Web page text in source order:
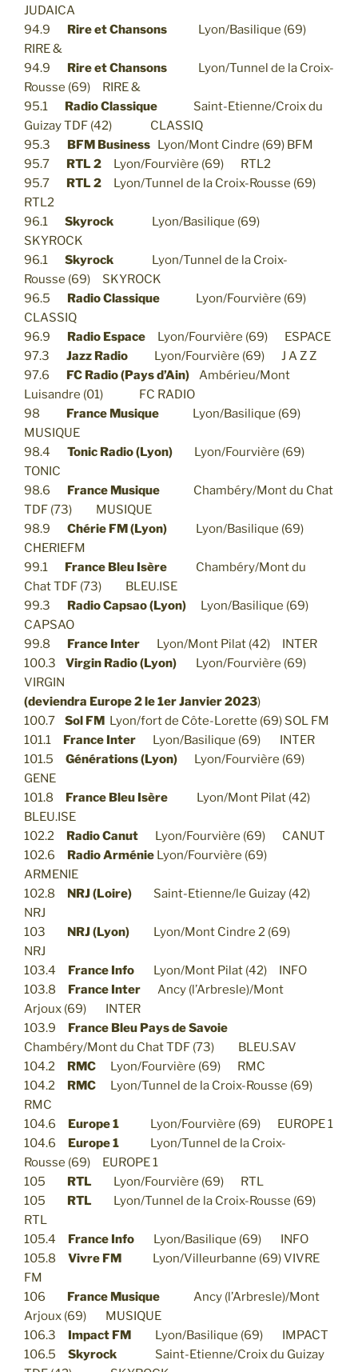
JUDAICA
94.9
Rire et Chansons
Lyon/Basilique (69)
RIRE &
94.9
Rire et Chansons
Lyon/Tunnel de la Croix-
Rousse (69) RIRE &
95.1
Radio Classique Saint-Etienne/Croix du
Guizay TDF (42) CLASSIQ
95.3
BFM Business
Lyon/Mont Cindre (69) BFM
95.7
RTL 2
Lyon/Fourvière (69) RTL2
95.7
RTL 2
Lyon/Tunnel de la Croix-Rousse (69)
RTL2
96.1 Skyrock
Lyon/Basilique (69)
SKYROCK
96.1 Skyrock
Lyon/Tunnel de la Croix-
Rousse (69) SKYROCK
96.5
Radio Classique
Lyon/Fourvière (69)
CLASSIQ
96.9
Radio Espace
Lyon/Fourvière (69) ESPACE
97.3 Jazz Radio
Lyon/Fourvière (69) J A Z Z
97.6
FC Radio (Pays d’Ain) Ambérieu/Mont
Luisandre (01) FC RADIO
98
France Musique
Lyon/Basilique (69)
MUSIQUE
98.4 Tonic Radio (Lyon)
Lyon/Fourvière (69)
TONIC
98.6
France Musique Chambéry/Mont du Chat
TDF (73) MUSIQUE
98.9 Chérie FM (Lyon)
Lyon/Basilique (69)
CHERIEFM
99.1
France Bleu Isère Chambéry/Mont du
Chat TDF (73) BLEU.ISE
99.3
Radio Capsao (Lyon)
Lyon/Basilique (69)
CAPSAO
99.8
France Inter
Lyon/Mont Pilat (42) INTER
100.3 Virgin Radio (Lyon)
Lyon/Fourvière (69)
VIRGIN
(deviendra Europe 2 le 1er Janvier 2023)
100.7 Sol FM
Lyon/fort de Côte-Lorette (69) SOL FM
101.1
France Inter
Lyon/Basilique (69) INTER
101.5 Générations (Lyon)
Lyon/Fourvière (69)
GENE
101.8
France Bleu Isère
Lyon/Mont Pilat (42)
BLEU.ISE
102.2
Radio Canut
Lyon/Fourvière (69) CANUT
102.6
Radio Arménie Lyon/Fourvière (69)
ARMENIE
102.8
NRJ (Loire) Saint-Etienne/le Guizay (42)
NRJ
103
NRJ (Lyon)
Lyon/Mont Cindre 2 (69)
NRJ
103.4
France Info
Lyon/Mont Pilat (42) INFO
103.8
France Inter Ancy (l’Arbresle)/Mont
Arjoux (69) INTER
103.9
France Bleu Pays de Savoie
Chambéry/Mont du Chat TDF (73) BLEU.SAV
104.2
RMC
Lyon/Fourvière (69) RMC
104.2
RMC
Lyon/Tunnel de la Croix-Rousse (69)
RMC
104.6
Europe 1
Lyon/Fourvière (69) EUROPE 1
104.6
Europe 1
Lyon/Tunnel de la Croix-
Rousse (69) EUROPE 1
105
RTL
Lyon/Fourvière (69) RTL
105
RTL
Lyon/Tunnel de la Croix-Rousse (69)
RTL
105.4
France Info
Lyon/Basilique (69) INFO
105.8 Vivre FM
Lyon/Villeurbanne (69) VIVRE
FM
106
France Musique Ancy (l’Arbresle)/Mont
Arjoux (69) MUSIQUE
106.3
Impact FM
Lyon/Basilique (69) IMPACT
106.5 Skyrock Saint-Etienne/Croix du Guizay